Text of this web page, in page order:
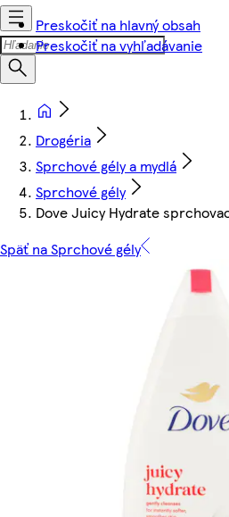
Preskočiť na hlavný obsah
Preskočiť na vyhľadávanie
Drogéria
Sprchové gély a mydlá
Sprchové gély
Dove Juicy Hydrate
Späť na Sprchové gély